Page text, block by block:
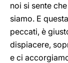
noi si sente
siamo. E
peccati, è
dispiacere,
e ci